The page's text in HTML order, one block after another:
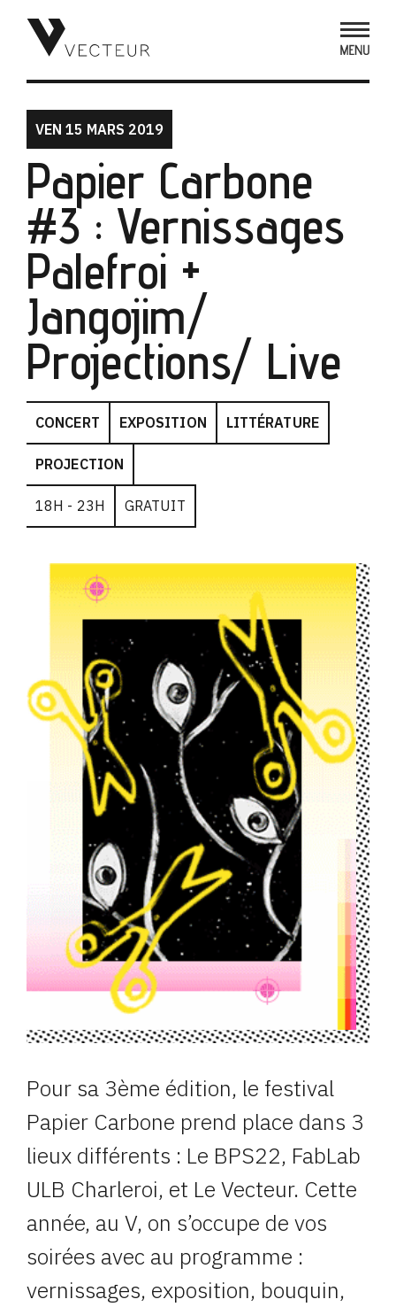
VEN 15 MARS 2019
Papier Carbone
#3 : Vernissages
Palefroi +
Jangojim/
Projections/ Live
CONCERT EXPOSITION LITTÉRATURE
PROJECTION
18H - 23H GRATUIT
Pour sa 3ème édition, le festival
Papier Carbone prend place dans 3
lieux différents : Le BPS22, FabLab
ULB Charleroi, et Le Vecteur. Cette
année, au V, on s’occupe de vos
soirées avec au programme :
vernissages, exposition, bouquin,